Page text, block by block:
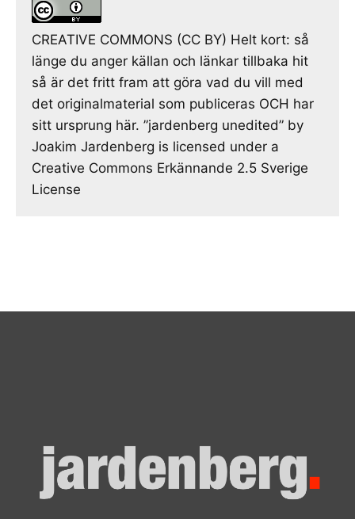
CREATIVE COMMONS (CC BY) Helt kort: så
länge du anger källan och länkar tillbaka hit
så är det fritt fram att göra vad du vill med
det originalmaterial som publiceras OCH har
sitt ursprung här. ”jardenberg unedited” by
Joakim Jardenberg is licensed under a
Creative Commons Erkännande 2.5 Sverige
License